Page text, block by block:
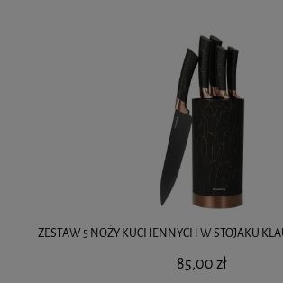
ZESTAW 5 NOŻY KUCHENNYCH W STOJAKU
85,00 zł